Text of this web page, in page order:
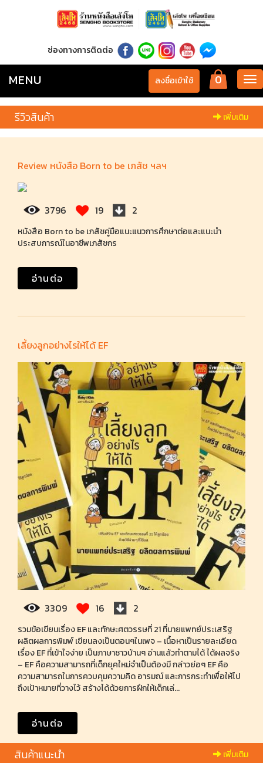
ช่องทางการติดต่อ
0
ลงชื่อเข้าใช้
MENU
รีวิวสินค้า เพิ่มเติม
Review หนังสือ Born to be เภสัช ฯลฯ
3796 19 2
หนังสือ Born to be เภสัชคู่มือแนะแนวการศึกษาต่อและแนะนำ
ประสบการณ์ในอาชีพเภสัชกร
อ่านต่อ
เลี้ยงลูกอย่างไรให้ได้ EF
3309 16 2
รวมข้อเขียนเรื่อง EF และทักษะศตวรรษที่ 21 ที่นายแพทย์ประเสริฐ
ผลิตผลการพิมพ์ เขียนลงเป็นตอนๆในเพจ – เนื้อหาเป็นรายละเอียด
เรื่อง EF ที่เข้าใจง่าย เป็นภาษาชาวบ้านๆ อ่านแล้วทำตามได้ ได้ผลจริง
– EF คือความสามารถที่เด็กยุคใหม่จำเป็นต้องมี กล่าวย่อๆ EF คือ
ความสามารถในการควบคุมความคิด อารมณ์ และการกระทำเพื่อให้ไป
ถึงเป้าหมายที่วางไว้ สร้างได้ด้วยการฝึกให้เด็กเล่...
อ่านต่อ
สินค้าแนะนำ เพิ่มเติม